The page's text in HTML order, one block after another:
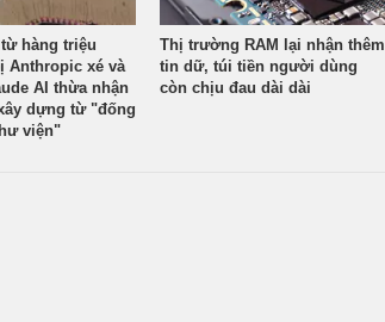
hàng triệu
Anthropic xé và
AI thừa nhận
dựng từ "đống
viện"
Thị trường RAM lại nhận thêm
tin dữ, túi tiền người dùng
còn chịu đau dài dài